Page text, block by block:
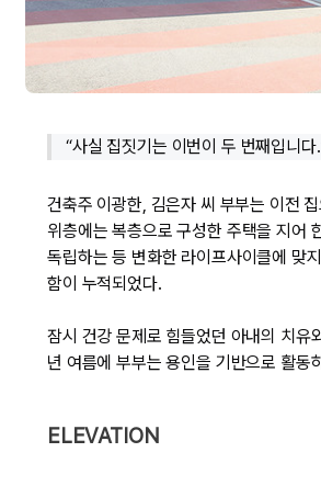
“사실 집짓기는 이번이 두 번째입니다
건축주 이광한, 김은자 씨 부부는 이전
위층에는 복층으로 구성한 주택을 지어
독립하는 등 변화한 라이프사이클에 맞
함이 누적되었다.
잠시 건강 문제로 힘들었던 아내의 치유
년 여름에 부부는 용인을 기반으로 활동
ELEVATION